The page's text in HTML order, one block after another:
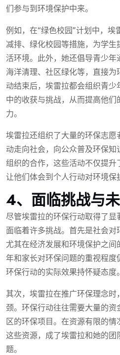
们参与到环境保护中来。
例如，在“绿色校园”计划中，
减排、绿化校园等措施，为学
活环境。此外，她还倡导青少
海洋清理、社区绿化等，直接
动结束后，埃雷拉都会组织青
中的收获与挑战，从而提高他
力。
埃雷拉还组织了大量的环保志
动走向社会，向公众普及环保
组织的合作，这些活动不仅提
让他们体会到个人行动对环境保
4、面临挑战与
尽管埃雷拉的环保行动取得了
面临着许多挑战。首先是社会对
尤其在经济发展和环境保护之
年和家长对环保问题的重视程
环保行动的实际效果持怀疑态度。
其次，埃雷拉在推广环保理念
颈。环保行动往往需要大量的
区的环保项目。在资源有限的
这些资源，成了埃雷拉和她的团
题。